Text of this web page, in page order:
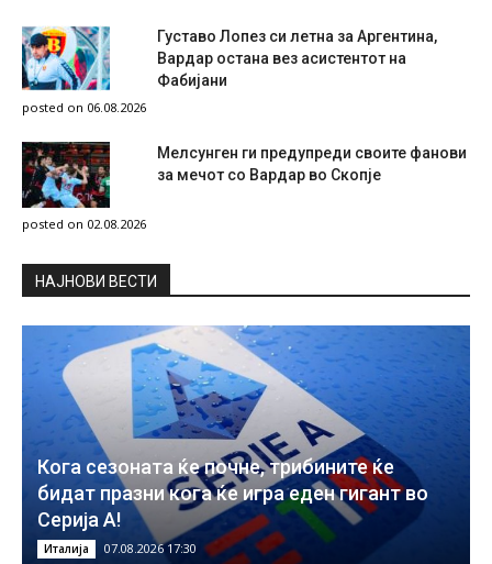
Густаво Лопез си летна за Аргентина,
Вардар остана вез асистентот на
Фабијани
posted on 06.08.2026
Мелсунген ги предупреди своите фанови
за мечот со Вардар во Скопје
posted on 02.08.2026
НAЈНОВИ ВЕСТИ
Кога сезоната ќе почне, трибините ќе
бидат празни кога ќе игра еден гигант во
Серија А!
Италија 07.08.2026 17:30